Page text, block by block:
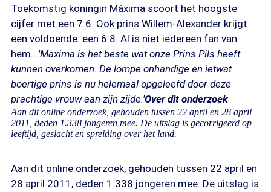
Toekomstig koningin Máxima scoort het hoogste
cijfer met een 7.6. Ook prins Willem-Alexander krijgt
een voldoende: een 6.8. Al is niet iedereen fan van
hem...'Maxima is het beste wat onze Prins Pils heeft
kunnen overkomen. De lompe onhandige en ietwat
boertige prins is nu helemaal opgeleefd door deze
prachtige vrouw aan zijn zijde.'Over dit onderzoek
Aan dit online onderzoek, gehouden tussen 22 april en 28 april
2011, deden 1.338 jongeren mee. De uitslag is gecorrigeerd op
leeftijd, geslacht en spreiding over het land.
Aan dit online onderzoek, gehouden tussen 22 april en
28 april 2011, deden 1.338 jongeren mee. De uitslag is